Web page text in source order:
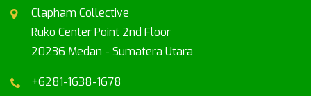
Clapham Collective
Ruko Center Point 2nd Floor
20236 Medan - Sumatera Utara
+6281-1638-1678